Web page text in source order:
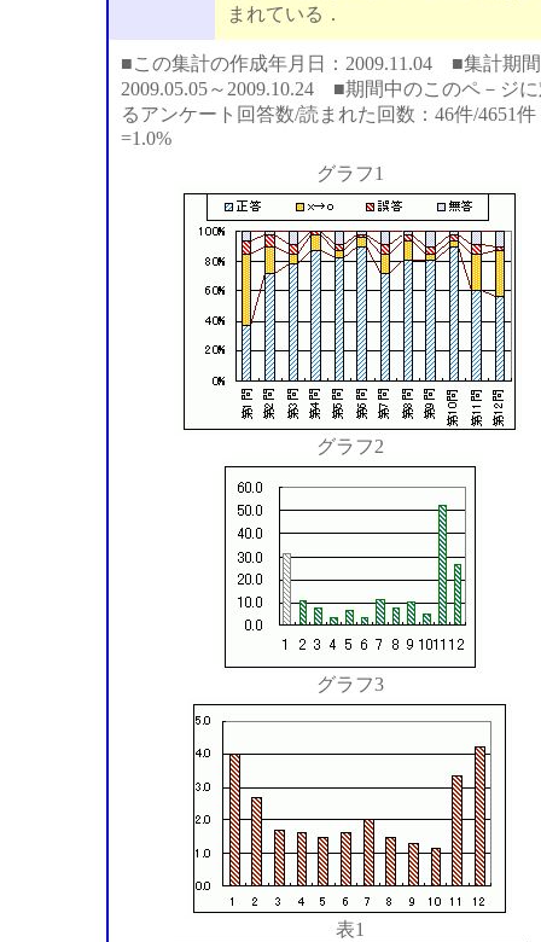
まれている．
■この集計の作成年月日：2009.11.04 ■集計期間
2009.05.05～2009.10.24 ■期間中のこのペ－ジ
るアンケート回答数/読まれた回数：46件/4651件
=1.0%
グラフ1
グラフ2
グラフ3
表1